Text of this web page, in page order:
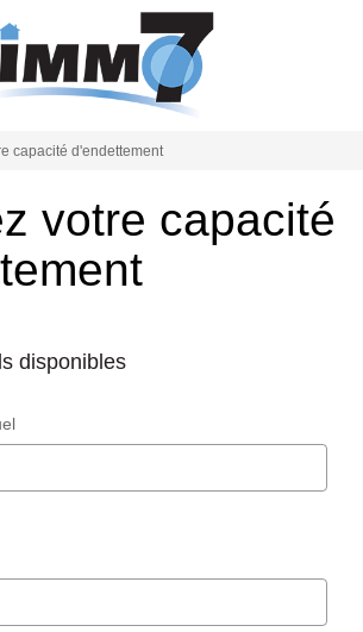
GERER
CONTACT
capacité d'endettement
votre capacité
disponibles